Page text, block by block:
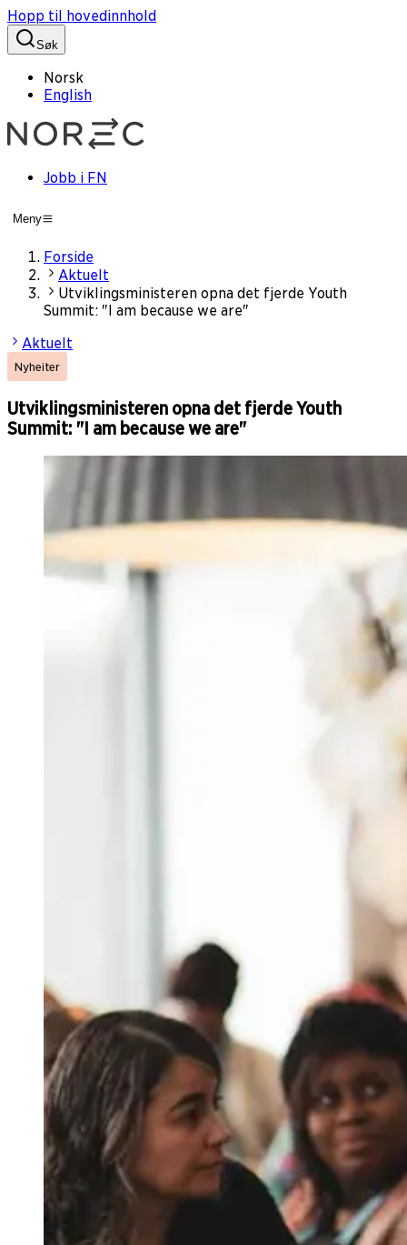
Hopp til hovedinnhold
Søk
Norsk
English
Jobb i FN
Meny
Forside
Aktuelt
Utviklingsministeren opna det fjerde Youth
Summit: "I am because we are"
Aktuelt
Nyheiter
Utviklingsministeren opna det fjerde Youth
Summit: "I am because we are"